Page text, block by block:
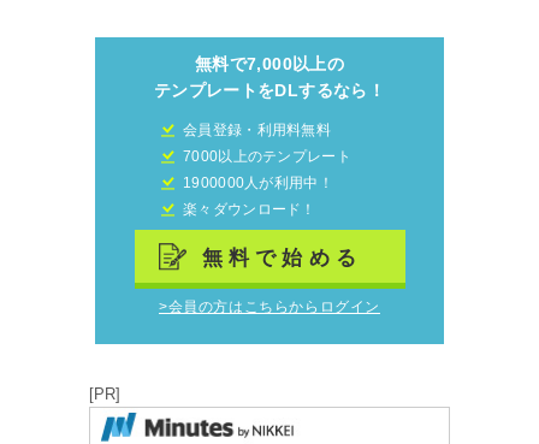
無料で7,000以上の
テンプレートをDLするなら！
会員登録・利用料無料
7000以上のテンプレート
1900000人が利用中！
楽々ダウンロード！
無料で始める
>会員の方はこちらからログイン
[PR]